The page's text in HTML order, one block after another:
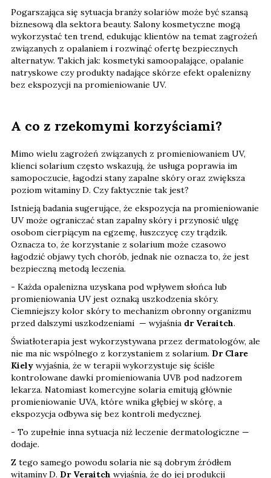
Pogarszająca się sytuacja branży solariów może być szansą
biznesową dla sektora beauty. Salony kosmetyczne mogą
wykorzystać ten trend, edukując klientów na temat zagrożeń
związanych z opalaniem i rozwinąć ofertę bezpiecznych
alternatyw. Takich jak: kosmetyki samoopalające, opalanie
natryskowe czy produkty nadające skórze efekt opalenizny
bez ekspozycji na promieniowanie UV.
A co z rzekomymi korzyściami?
Mimo wielu zagrożeń związanych z promieniowaniem UV,
klienci solarium często wskazują, że usługa poprawia im
samopoczucie, łagodzi stany zapalne skóry oraz zwiększa
poziom witaminy D. Czy faktycznie tak jest?
Istnieją badania sugerujące, że ekspozycja na promieniowanie
UV może ograniczać stan zapalny skóry i przynosić ulgę
osobom cierpiącym na egzemę, łuszczycę czy trądzik.
Oznacza to, że korzystanie z solarium może czasowo
łagodzić objawy tych chorób, jednak nie oznacza to, że jest
bezpieczną metodą leczenia.
- Każda opalenizna uzyskana pod wpływem słońca lub
promieniowania UV jest oznaką uszkodzenia skóry.
Ciemniejszy kolor skóry to mechanizm obronny organizmu
przed dalszymi uszkodzeniami — wyjaśnia dr Veraitch.
Światłoterapia jest wykorzystywana przez dermatologów, ale
nie ma nic wspólnego z korzystaniem z solarium. Dr Clare
Kiely wyjaśnia, że w terapii wykorzystuje się ściśle
kontrolowane dawki promieniowania UVB pod nadzorem
lekarza. Natomiast komercyjne solaria emitują głównie
promieniowanie UVA, które wnika głębiej w skórę, a
ekspozycja odbywa się bez kontroli medycznej.
- To zupełnie inna sytuacja niż leczenie dermatologiczne —
dodaje.
Z tego samego powodu solaria nie są dobrym źródłem
witaminy D. Dr Veraitch wyjaśnia, że do jej produkcji